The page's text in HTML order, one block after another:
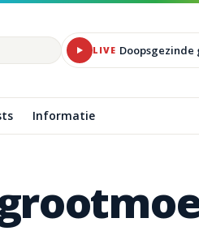
LIVE Doopsgezinde
Informatie